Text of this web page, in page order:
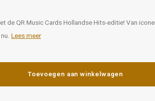
de QR Music Cards Hollandse Hits-editie! Van
Lees meer
Toevoegen aan winkelwagen